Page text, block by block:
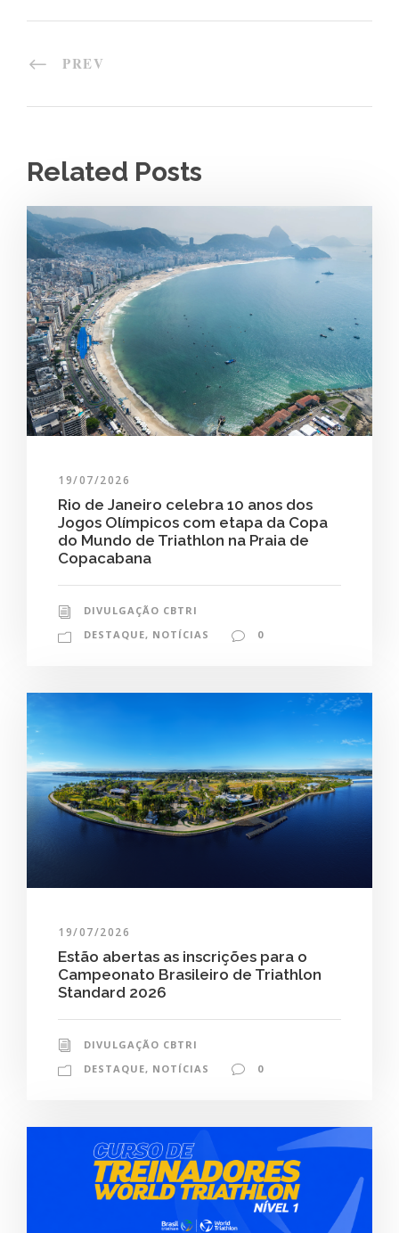
PREV
Related Posts
19/07/2026
Rio de Janeiro celebra 10 anos dos
Jogos Olímpicos com etapa da Copa
do Mundo de Triathlon na Praia de
Copacabana
DIVULGAÇÃO CBTRI
DESTAQUE, NOTÍCIAS 0
19/07/2026
Estão abertas as inscrições para o
Campeonato Brasileiro de Triathlon
Standard 2026
DIVULGAÇÃO CBTRI
DESTAQUE, NOTÍCIAS 0